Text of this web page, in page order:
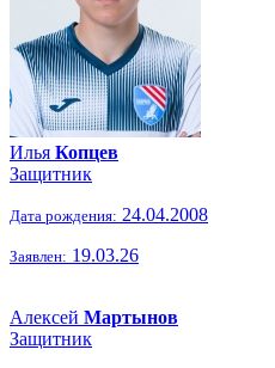
Илья Копцев
Защитник
Дата рождения: 24.04.2008
Заявлен: 19.03.26
Алексей Мартынов
Защитник